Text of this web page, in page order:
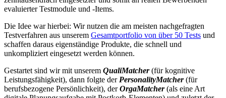
evaluierter Testmodule und -Items.
Die Idee war hierbei: Wir nutzen die am meisten nachgefragten
Testverfahren aus unserem Gesamtportfolio von über 50 Tests und
schaffen daraus eigenständige Produkte, die schnell und
unkompliziert eingesetzt werden können.
Gestartet sind wir mit unserem QualiMatcher(für kognitive
Leistungsfähigkeit), dann folgte der PersonalityMatcher(für
berufsbezogene Persönlichkeit), derOrgaMatcher (als eine Art